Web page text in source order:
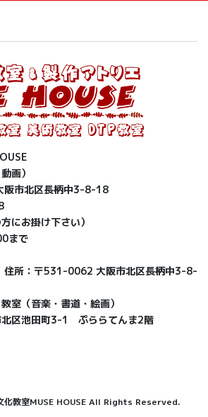
画）
市北区長柄中3-8-18
にお掛け下さい）
まで
住所：〒531-0062 大阪市北区長柄中3-8-
室（音楽・書道・絵画）
区池田町3-1 ぷららてんま2階
教室MUSE HOUSE All Rights Reserved.